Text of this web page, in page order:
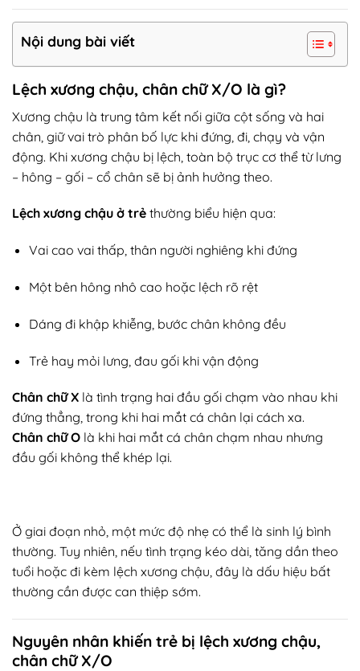
Nội dung bài viết
Lệch xương chậu, chân chữ X/O là gì?
Xương chậu là trung tâm kết nối giữa cột sống và hai
chân, giữ vai trò phân bố lực khi đứng, đi, chạy và vận
động. Khi xương chậu bị lệch, toàn bộ trục cơ thể từ lưng
– hông – gối – cổ chân sẽ bị ảnh hưởng theo.
Lệch xương chậu ở trẻ thường biểu hiện qua:
Vai cao vai thấp, thân người nghiêng khi đứng
Một bên hông nhô cao hoặc lệch rõ rệt
Dáng đi khập khiễng, bước chân không đều
Trẻ hay mỏi lưng, đau gối khi vận động
Chân chữ X là tình trạng hai đầu gối chạm vào nhau khi
đứng thẳng, trong khi hai mắt cá chân lại cách xa.
Chân chữ O là khi hai mắt cá chân chạm nhau nhưng
đầu gối không thể khép lại.
Ở giai đoạn nhỏ, một mức độ nhẹ có thể là sinh lý bình
thường. Tuy nhiên, nếu tình trạng kéo dài, tăng dần theo
tuổi hoặc đi kèm lệch xương chậu, đây là dấu hiệu bất
thường cần được can thiệp sớm.
Nguyên nhân khiến trẻ bị lệch xương chậu,
chân chữ X/O